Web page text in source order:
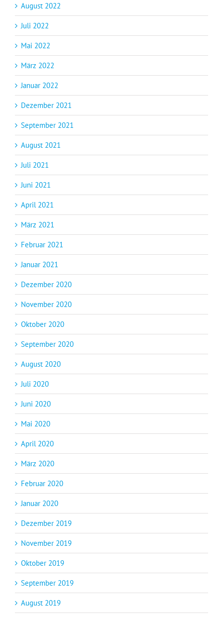
August 2022
Juli 2022
Mai 2022
März 2022
Januar 2022
Dezember 2021
September 2021
August 2021
Juli 2021
Juni 2021
April 2021
März 2021
Februar 2021
Januar 2021
Dezember 2020
November 2020
Oktober 2020
September 2020
August 2020
Juli 2020
Juni 2020
Mai 2020
April 2020
März 2020
Februar 2020
Januar 2020
Dezember 2019
November 2019
Oktober 2019
September 2019
August 2019